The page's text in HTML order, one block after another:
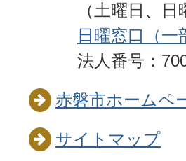
（土曜日、
日曜窓口（一
法人番号：
赤磐市ホームペ
サイトマップ